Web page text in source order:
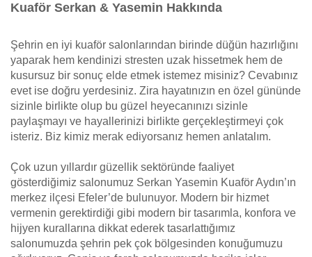
Kuaför Serkan & Yasemin Hakkında
Şehrin en iyi kuaför salonlarından birinde düğün hazırlığını
yaparak hem kendinizi stresten uzak hissetmek hem de
kusursuz bir sonuç elde etmek istemez misiniz? Cevabınız
evet ise doğru yerdesiniz. Zira hayatınızın en özel gününde
sizinle birlikte olup bu güzel heyecanınızı sizinle
paylaşmayı ve hayallerinizi birlikte gerçekleştirmeyi çok
isteriz. Biz kimiz merak ediyorsanız hemen anlatalım.
Çok uzun yıllardır güzellik sektöründe faaliyet
gösterdiğimiz salonumuz Serkan Yasemin Kuaför Aydın’ın
merkez ilçesi Efeler’de bulunuyor. Modern bir hizmet
vermenin gerektirdiği gibi modern bir tasarımla, konfora ve
hijyen kurallarına dikkat ederek tasarlattığımız
salonumuzda şehrin pek çok bölgesinden konuğumuzu